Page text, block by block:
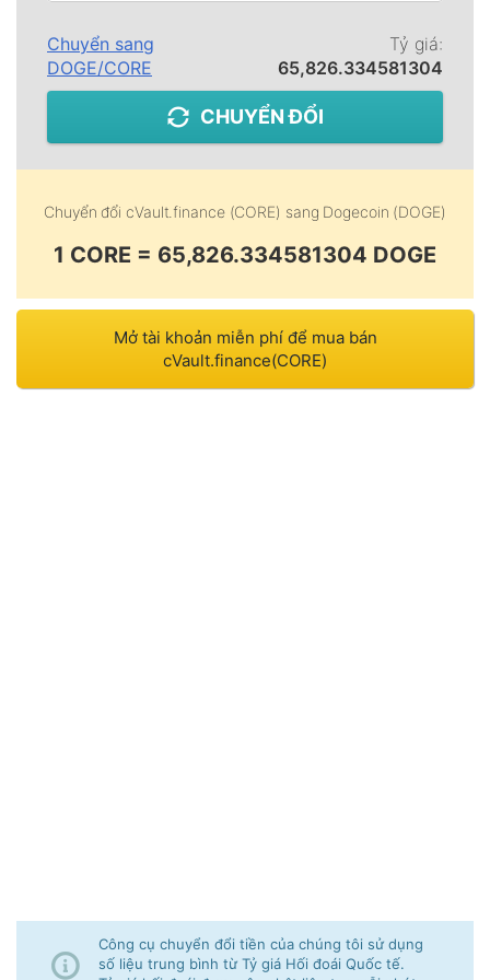
Chuyển sang
DOGE/CORE
Tỷ giá:
65,826.334581304
CHUYỂN ĐỔI
Chuyển đổicVault.finance (CORE) sang Dogecoin (DOGE)
1 CORE = 65,826.334581304 DOGE
Mở tài khoản miễn phí để mua bán
cVault.finance(CORE)
Công cụ chuyển đổi tiền của chúng tôi sử dụng
số liệu trung bình từ Tỷ giá Hối đoái Quốc tế.